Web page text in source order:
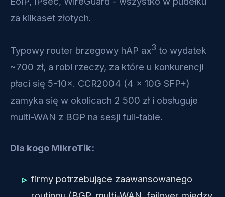
za kilkaset złotych.
Typowy router brzegowy hAP ax3 to wydatek
~700 zł, a robi rzeczy, za które u konkurencji
płaci się 5-10×. CCR2004 (4 × 10G SFP+)
zamyka się w okolicach 2 500 zł i obsługuje
multi-WAN z BGP na sesji full-table.
Dla kogo MikroTik:
firmy potrzebujące zaawansowanego